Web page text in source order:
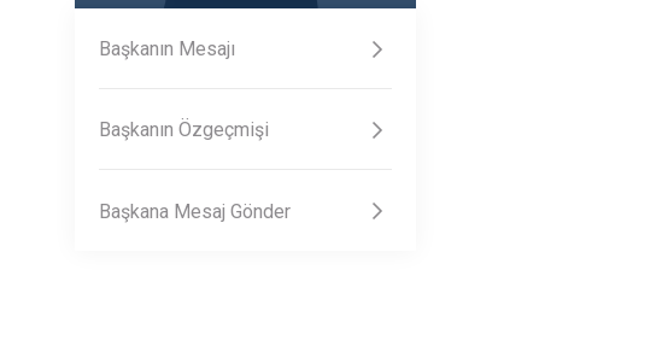
Başkanın Mesajı
Başkanın Özgeçmişi
Başkana Mesaj Gönder